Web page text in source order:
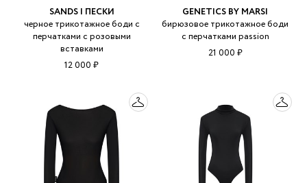
SANDS | ПЕСКИ
черное трикотажное боди с
перчатками с розовыми
вставками
12 000 ₽
GENETICS BY MARSI
бирюзовое трикотажное боди
с перчатками passion
21 000 ₽